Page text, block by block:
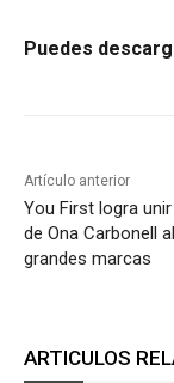
Puedes
Artículo anterior
You First logra
de Ona Carbonell
grandes marcas
ARTICULOS